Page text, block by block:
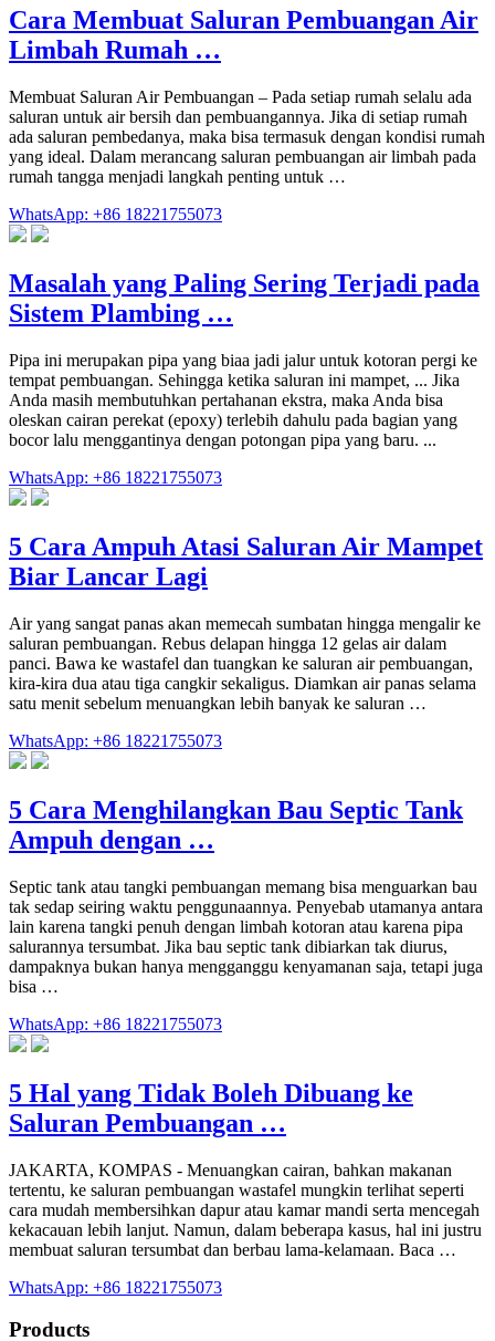
Cara Membuat Saluran Pembuangan Air
Limbah Rumah …
Membuat Saluran Air Pembuangan – Pada setiap rumah selalu ada
saluran untuk air bersih dan pembuangannya. Jika di setiap rumah
ada saluran pembedanya, maka bisa termasuk dengan kondisi rumah
yang ideal. Dalam merancang saluran pembuangan air limbah pada
rumah tangga menjadi langkah penting untuk …
WhatsApp: +86 18221755073
Masalah yang Paling Sering Terjadi pada
Sistem Plambing …
Pipa ini merupakan pipa yang biaa jadi jalur untuk kotoran pergi ke
tempat pembuangan. Sehingga ketika saluran ini mampet, ... Jika
Anda masih membutuhkan pertahanan ekstra, maka Anda bisa
oleskan cairan perekat (epoxy) terlebih dahulu pada bagian yang
bocor lalu menggantinya dengan potongan pipa yang baru. ...
WhatsApp: +86 18221755073
5 Cara Ampuh Atasi Saluran Air Mampet
Biar Lancar Lagi
Air yang sangat panas akan memecah sumbatan hingga mengalir ke
saluran pembuangan. Rebus delapan hingga 12 gelas air dalam
panci. Bawa ke wastafel dan tuangkan ke saluran air pembuangan,
kira-kira dua atau tiga cangkir sekaligus. Diamkan air panas selama
satu menit sebelum menuangkan lebih banyak ke saluran …
WhatsApp: +86 18221755073
5 Cara Menghilangkan Bau Septic Tank
Ampuh dengan …
Septic tank atau tangki pembuangan memang bisa menguarkan bau
tak sedap seiring waktu penggunaannya. Penyebab utamanya antara
lain karena tangki penuh dengan limbah kotoran atau karena pipa
salurannya tersumbat. Jika bau septic tank dibiarkan tak diurus,
dampaknya bukan hanya mengganggu kenyamanan saja, tetapi juga
bisa …
WhatsApp: +86 18221755073
5 Hal yang Tidak Boleh Dibuang ke
Saluran Pembuangan …
JAKARTA, KOMPAS - Menuangkan cairan, bahkan makanan
tertentu, ke saluran pembuangan wastafel mungkin terlihat seperti
cara mudah membersihkan dapur atau kamar mandi serta mencegah
kekacauan lebih lanjut. Namun, dalam beberapa kasus, hal ini justru
membuat saluran tersumbat dan berbau lama-kelamaan. Baca …
WhatsApp: +86 18221755073
Products